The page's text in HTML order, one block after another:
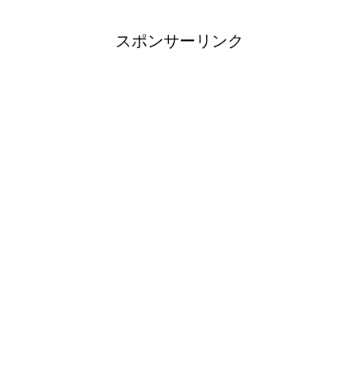
スポンサーリンク